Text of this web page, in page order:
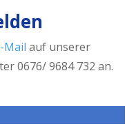
Mail auf unserer
0676/ 9684 732 an.